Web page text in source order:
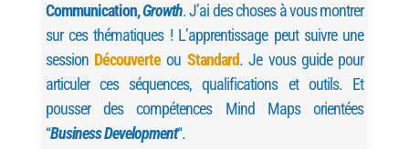
Communication,Growth. J’ai des choses à vous montrer
sur ces thématiques ! L’apprentissage peut suivre une
session Découverteou Standard. Je vous guide pour
articuler ces séquences, qualifications et outils. Et
pousser des compétences Mind Maps orientées
“Business Development“.